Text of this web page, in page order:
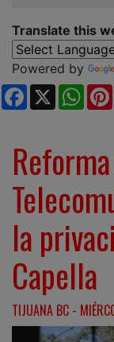
Translate this
Powered by
Facebook
X
la
Capella
TIJUANA BC -